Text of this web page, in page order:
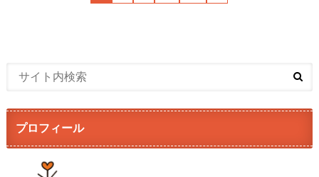
プロフィール